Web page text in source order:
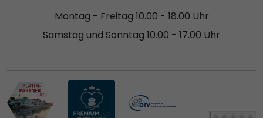
Montag - Freitag 10.00 - 18.00 Uhr
Samstag und Sonntag 10.00 - 17.00 Uhr